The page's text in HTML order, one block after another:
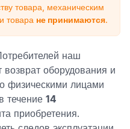
товара, механическим
товара не принимаются.
наш
возврат оборудования и
физическими лицами
течение 14
приобретения.